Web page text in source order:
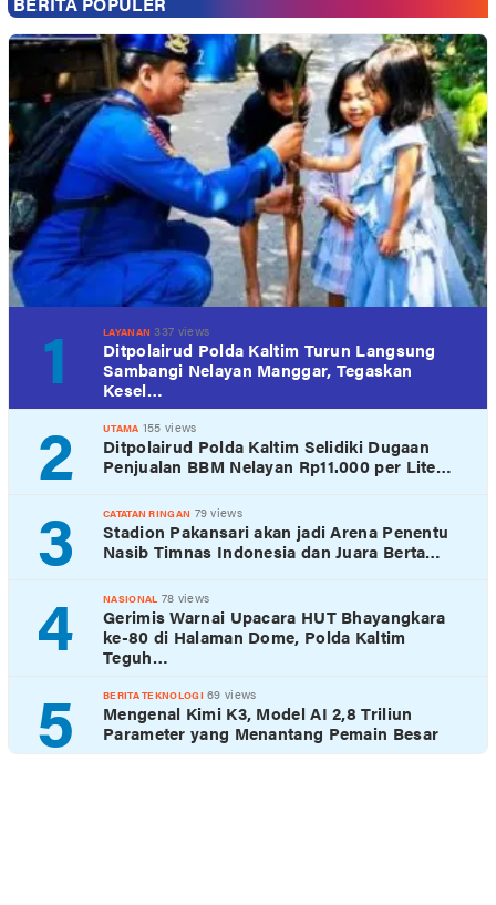
1 LAYANAN 337 views
Ditpolairud Polda Kaltim Turun Langsung
Sambangi Nelayan Manggar, Tegaskan
Kesel…
2 UTAMA 155 views
Ditpolairud Polda Kaltim Selidiki Dugaan
Penjualan BBM Nelayan Rp11.000 per Lite…
3 CATATAN RINGAN 79 views
Stadion Pakansari akan jadi Arena Penentu
Nasib Timnas Indonesia dan Juara Berta…
4 NASIONAL 78 views
Gerimis Warnai Upacara HUT Bhayangkara
ke-80 di Halaman Dome, Polda Kaltim
Teguh…
5 BERITA TEKNOLOGI 69 views
Mengenal Kimi K3, Model AI 2,8 Triliun
Parameter yang Menantang Pemain Besar